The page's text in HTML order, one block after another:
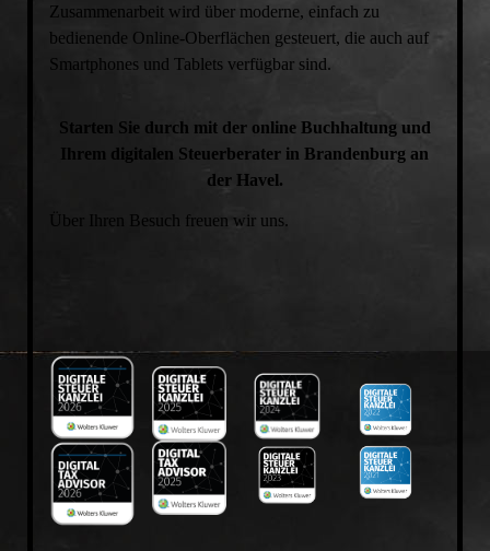
Zusammenarbeit wird über moderne, einfach zu
bedienende Online-Oberflächen gesteuert, die auch auf
Smartphones und Tablets verfügbar sind.
Starten Sie durch mit der online Buchhaltung und
Ihrem digitalen Steuerberater in Brandenburg an
der Havel.
Über Ihren Besuch freuen wir uns.